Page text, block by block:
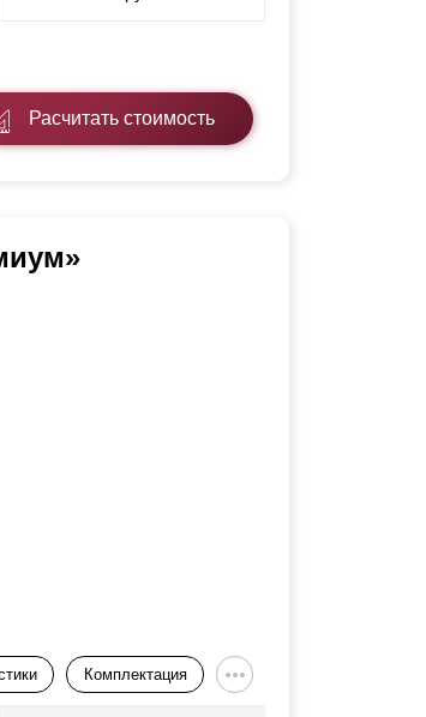
Расчитать стоимость
Комплектация